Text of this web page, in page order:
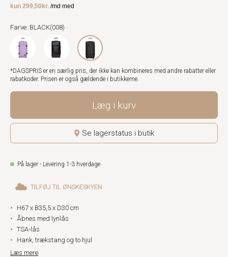
Farve: BLACK(008)
*DAGSPRIS er en særlig pris, der ikke kan kombineres med andre rabatter eller
rabatkoder. Prisen er også gældende i butikkerne.
Læg i kurv
Se lagerstatus i butik
På lager - Levering 1-3 hverdage
TILFØJ TIL ØNSKESKYEN
H67 x B35,5 x D30 cm
Åbnes med lynlås
TSA-lås
Hank, trækstang og to hjul
Læs mere